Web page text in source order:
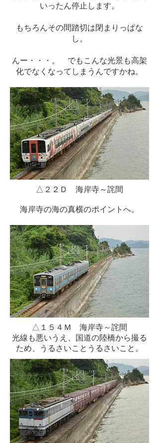
いったん停止します。
もちろんその間踏切は閉まりっぱな
し。
んー・・・。 でもこんな光景も高架
化でなくなってしまうんですかね。
△２２Ｄ 海岸寺～詫間
海岸寺の海の真横のポイントへ。
△１５４Ｍ 海岸寺～詫間
光線も悪いうえ、国道の陸橋から撮る
ため、うるさいことうるさいこと。